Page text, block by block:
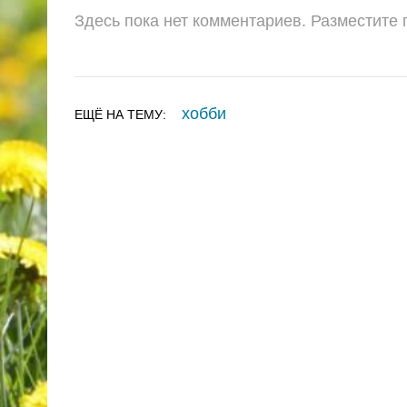
Здесь пока нет комментариев. Разместите
ЕЩЁ НА ТЕМУ: хобби